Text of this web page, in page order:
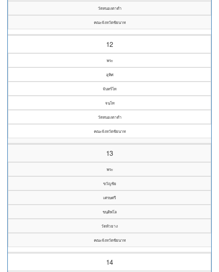
วัดหนองตาดำ
คณะจังหวัดชัยนาท
12
พระ
อุทิศ
จันทร์โท
จนฺโท
วัดหนองตาดำ
คณะจังหวัดชัยนาท
13
พระ
ขวัญชัย
เศรษศรี
ขนฺติพโล
วัดหัวยาง
คณะจังหวัดชัยนาท
14